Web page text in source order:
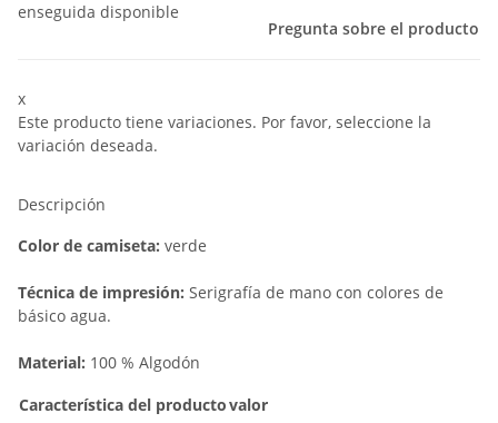
enseguida disponible
Pregunta sobre el producto
x
Este producto tiene variaciones. Por favor, seleccione la
variación deseada.
Descripción
Color de camiseta: verde
Técnica de impresión: Serigrafí­a de mano con colores de
básico agua.
Material: 100 % Algodón
Característica del productovalor